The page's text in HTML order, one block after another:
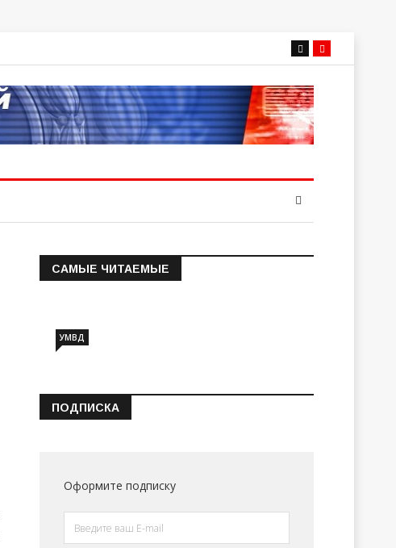
САМЫЕ ЧИТАЕМЫЕ
Информация о состоянии
УМВД
ПОДПИСКА
Оформите подписку